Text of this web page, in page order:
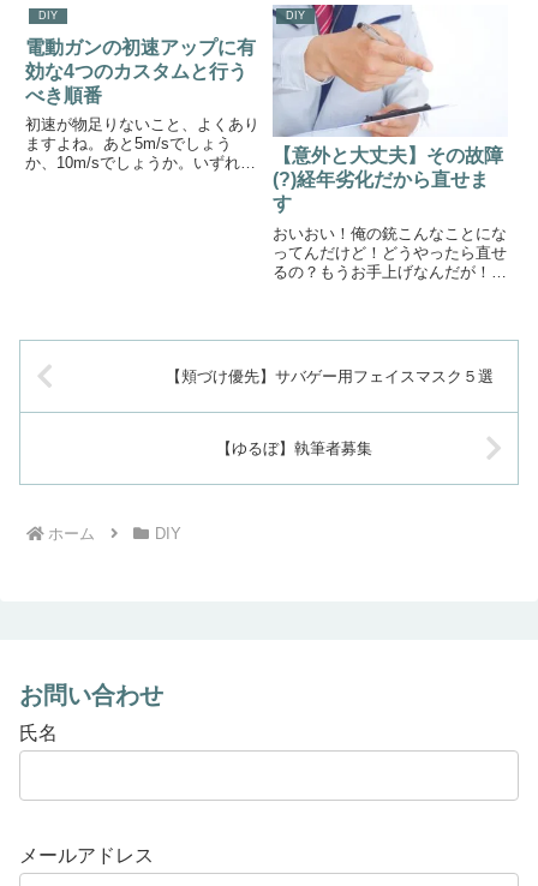
銃をバラして部品を交換するのは
怖い！という人のために、部品交
換なしでできるちょい足しカスタ
ム（調整？）を紹介します。初
速...
DIY
電動ガンの初速アップに有
効な4つのカスタムと行う
べき順番
初速が物足りないこと、よくあり
ますよね。あと5m/sでしょう
か、10m/sでしょうか。いずれに
DIY
【意外と大丈夫】その故障
(?)経年劣化だから直せま
す
おいおい！俺の銃こんなことにな
ってんだけど！どうやったら直せ
るの？もうお手上げなんだが！沼
ンナーバレルが汚れています。
バ...
【頬づけ優先】サバゲー用フェイスマスク５選
【ゆるぼ】執筆者募集
ホーム DIY
お問い合わせ
氏名
メールアドレス